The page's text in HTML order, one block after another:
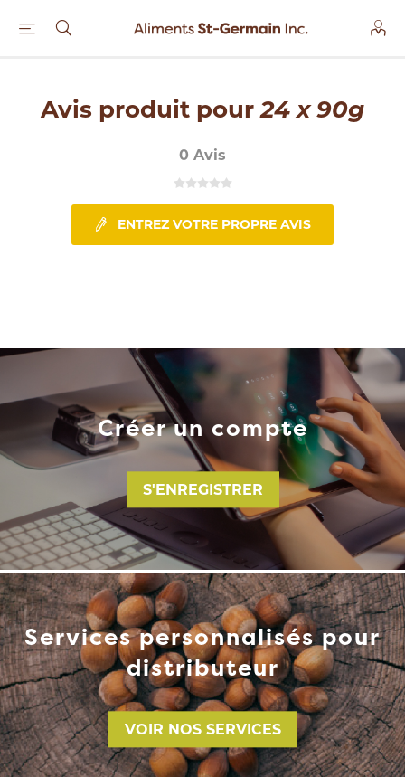
Avis produit pour24 x 90g
0 Avis
ENTREZ VOTRE PROPRE AVIS
Créer un compte
S'ENREGISTRER
Services personnalisés pour
distributeur
VOIR NOS SERVICES